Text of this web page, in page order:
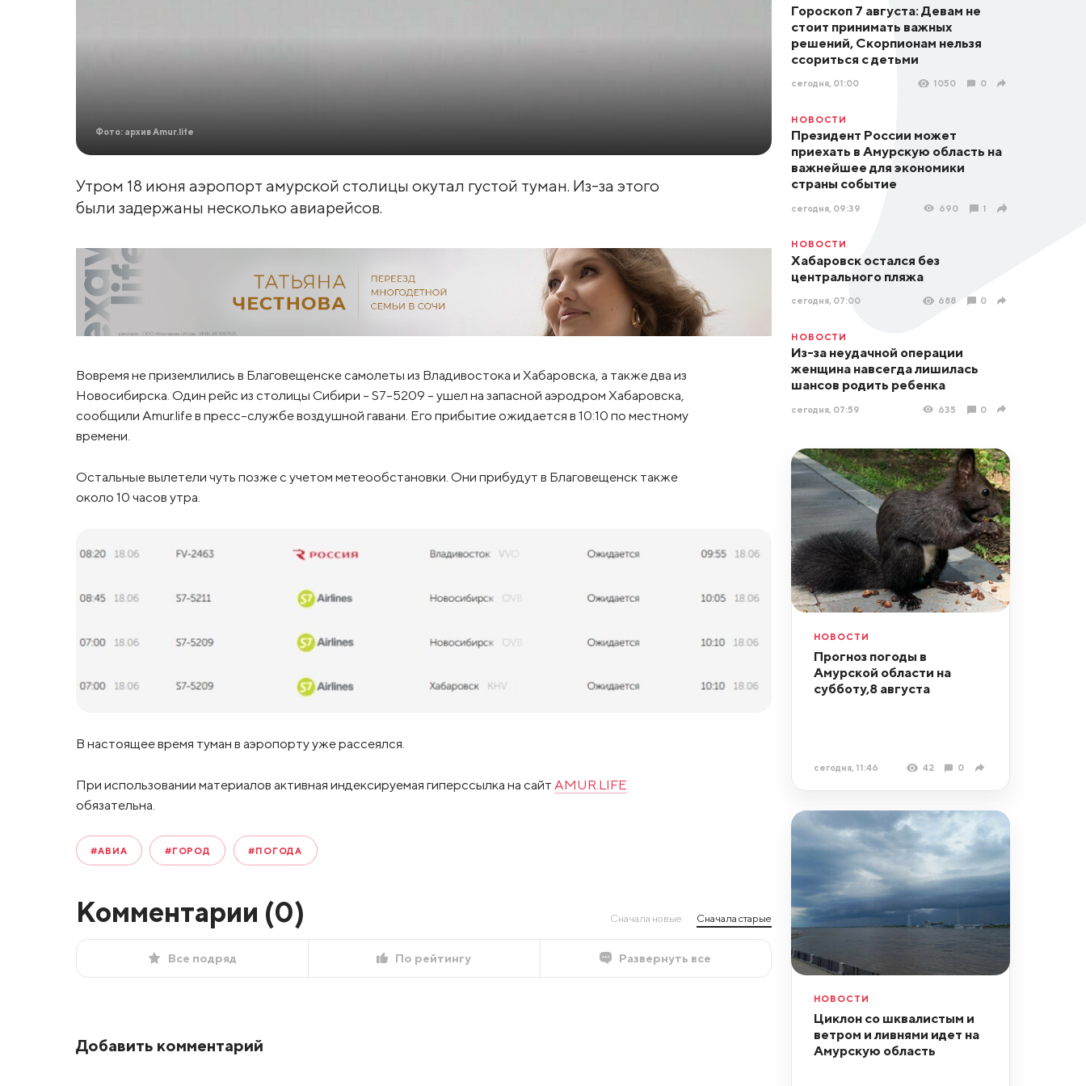
Фото: архив Amur.life
Утром 18 июня аэропорт амурской столицы окутал густой туман. Из-за этого
были задержаны несколько авиарейсов.
Вовремя не приземлились в Благовещенске самолеты из Владивостока и Хабаровска, а также два из
Новосибирска. Один рейс из столицы Сибири – S7-5209 – ушел на запасной аэродром Хабаровска,
сообщили Amur.life в пресс-службе воздушной гавани. Его прибытие ожидается в 10:10 по местному
времени.
Остальные вылетели чуть позже с учетом метеообстановки. Они прибудут в Благовещенск также
около 10 часов утра.
В настоящее время туман в аэропорту уже рассеялся.
При использовании материалов активная индексируемая гиперссылка на сайт AMUR.LIFE
обязательна.
#АВИА #ГОРОД #ПОГОДА
Комментарии (0) Сначала новые Сначала старые
Все подряд По рейтингу Развернуть все
Добавить комментарий
Гороскоп 7 августа: Девам не
стоит принимать важных
решений, Скорпионам нельзя
ссориться с детьми
сегодня, 01:00 1050 0
НОВОСТИ
Президент России может
приехать в Амурскую область на
важнейшее для экономики
страны событие
сегодня, 09:39 690 1
НОВОСТИ
Хабаровск остался без
центрального пляжа
сегодня, 07:00 688 0
НОВОСТИ
Из-за неудачной операции
женщина навсегда лишилась
шансов родить ребенка
сегодня, 07:59 635 0
НОВОСТИ
Прогноз погоды в
Амурской области на
субботу,8 августа
сегодня, 11:46 42 0
НОВОСТИ
Циклон со шквалистым и
ветром и ливнями идет на
Амурскую область